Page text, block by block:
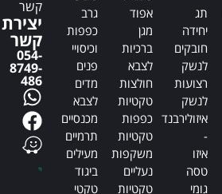
תג
יחידה
חובקים
לנשק
רצועות
לנשק
איזולירבנד
-
איזו
טסה
גומי
אפוד
מגן
ברכיות
לצבא
חולצות
טקטיות
כפפות
טקטיות
משקפות
נעליים
טקטיות
גרב
כפפות
וכיסויי
פנים
מדים
לצבא
מכנסיים
תרמיים
מעילים
ביגוד
טקטי
קשר
יצירת
קשר
054-
8749-
486